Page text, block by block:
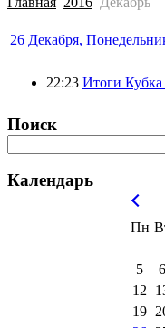
26 Декабря,
22:23 Итоги Кубка
Поиск
Календарь
Пн
5
6
12
19